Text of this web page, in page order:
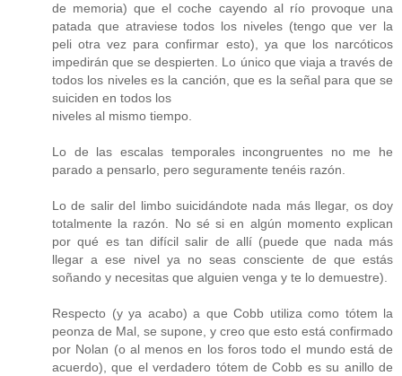
de memoria) que el coche cayendo al río provoque una
patada que atraviese todos los niveles (tengo que ver la
peli otra vez para confirmar esto), ya que los narcóticos
impedirán que se despierten. Lo único que viaja a través de
todos los niveles es la canción, que es la señal para que se
suiciden en todos los
niveles al mismo tiempo.
Lo de las escalas temporales incongruentes no me he
parado a pensarlo, pero seguramente tenéis razón.
Lo de salir del limbo suicidándote nada más llegar, os doy
totalmente la razón. No sé si en algún momento explican
por qué es tan difícil salir de allí (puede que nada más
llegar a ese nivel ya no seas consciente de que estás
soñando y necesitas que alguien venga y te lo demuestre).
Respecto (y ya acabo) a que Cobb utiliza como tótem la
peonza de Mal, se supone, y creo que esto está confirmado
por Nolan (o al menos en los foros todo el mundo está de
acuerdo), que el verdadero tótem de Cobb es su anillo de